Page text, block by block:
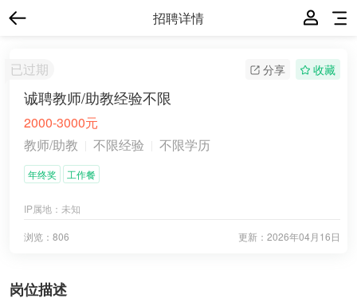
招聘详情
分享 收藏
已过期
诚聘教师/助教经验不限
2000-3000元
教师/助教
不限经验 不限学历
年终奖 工作餐
IP属地： 未知
更新： 2026年04月16日
浏览：806
岗位描述